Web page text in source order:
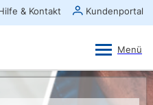
Ansehen